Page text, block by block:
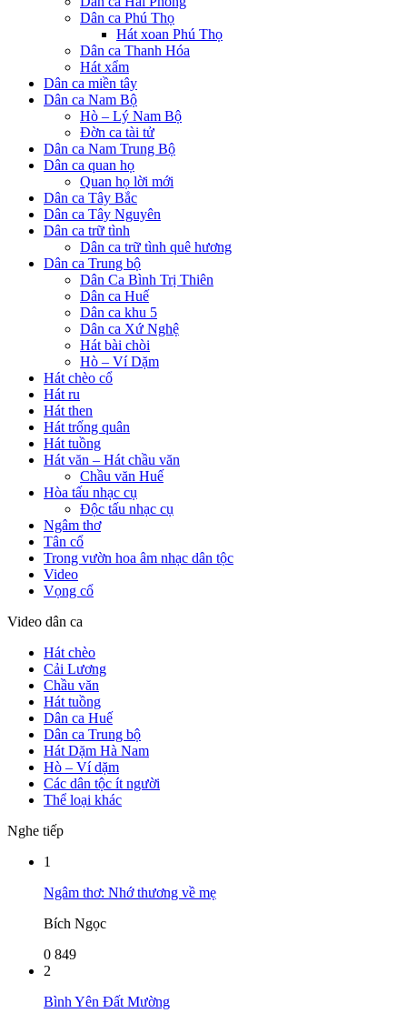
Dân ca Phú Thọ
Hát xoan Phú Thọ
Dân ca Thanh Hóa
Hát xẩm
Dân ca miền tây
Dân ca Nam Bộ
Hò – Lý Nam Bộ
Đờn ca tài tử
Dân ca Nam Trung Bộ
Dân ca quan họ
Quan họ lời mới
Dân ca Tây Bắc
Dân ca Tây Nguyên
Dân ca trữ tình
Dân ca trữ tình quê hương
Dân ca Trung bộ
Dân Ca Bình Trị Thiên
Dân ca Huế
Dân ca khu 5
Dân ca Xứ Nghệ
Hát bài chòi
Hò – Ví Dặm
Hát chèo cổ
Hát ru
Hát then
Hát trống quân
Hát tuồng
Hát văn – Hát chầu văn
Chầu văn Huế
Hòa tấu nhạc cụ
Độc tấu nhạc cụ
Ngâm thơ
Tân cổ
Trong vườn hoa âm nhạc dân tộc
Video
Vọng cổ
Video dân ca
Hát chèo
Cải Lương
Chầu văn
Hát tuồng
Dân ca Huế
Dân ca Trung bộ
Hát Dặm Hà Nam
Hò – Ví dặm
Các dân tộc ít người
Thể loại khác
Nghe tiếp
1
Ngâm thơ: Nhớ thương về mẹ
Bích Ngọc
0 849
2
Bình Yên Đất Mường